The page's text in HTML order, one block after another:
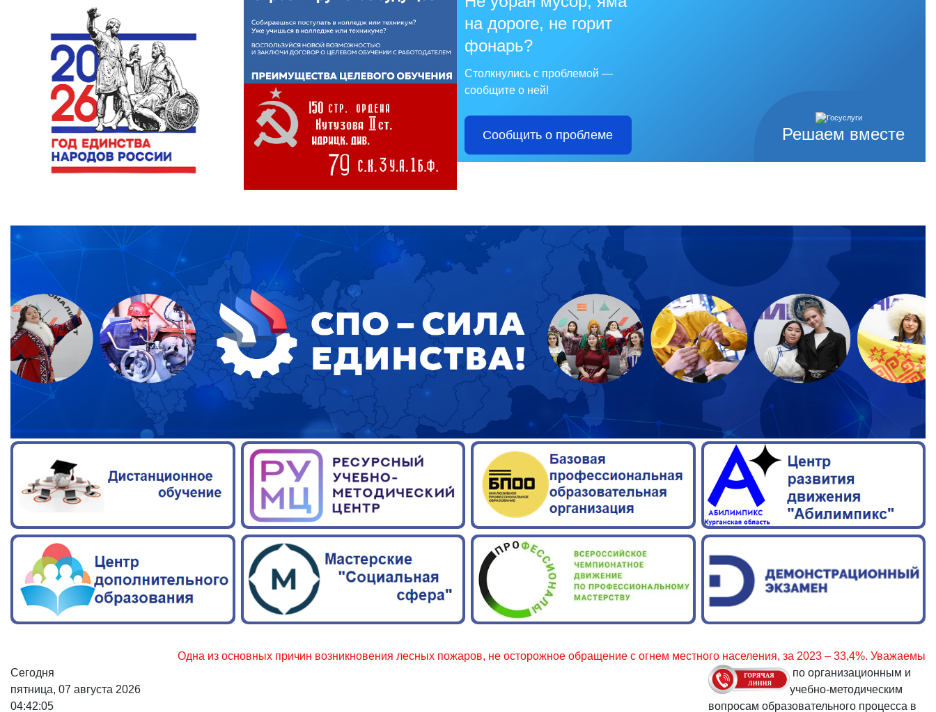
Решаем вместе
на дороге, не горит
фонарь?
Столкнулись с проблемой —
сообщите о ней!
Сообщить о проблеме
Одна из основных причин возникновения лесных пожаров, не осторожное обращение с огнем местного населения, за 2023 – 33,4%. Уважаемые граждане, соблюдайте
Сегодня
пятница, 07 августа 2026
04:42:06
по организационным и
учебно-методическим
вопросам образовательного процесса в